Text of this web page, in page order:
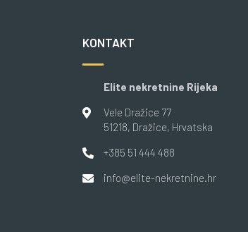
KONTAKT
Elite nekretnine Rijeka
Vele Dražice 77
51218, Dražice, Hrvatska
+385 51 444 488
info@elite-nekretnine.hr